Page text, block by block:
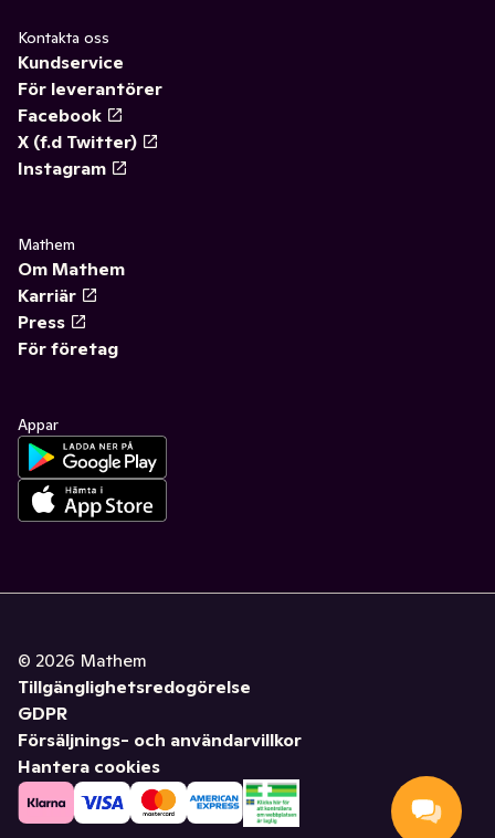
Kontakta oss
Kundservice
För leverantörer
Facebook
X (f.d Twitter)
Instagram
Mathem
Om Mathem
Karriär
Press
För företag
Appar
© 2026 Mathem
Tillgänglighetsredogörelse
GDPR
Försäljnings- och användarvillkor
Hantera cookies